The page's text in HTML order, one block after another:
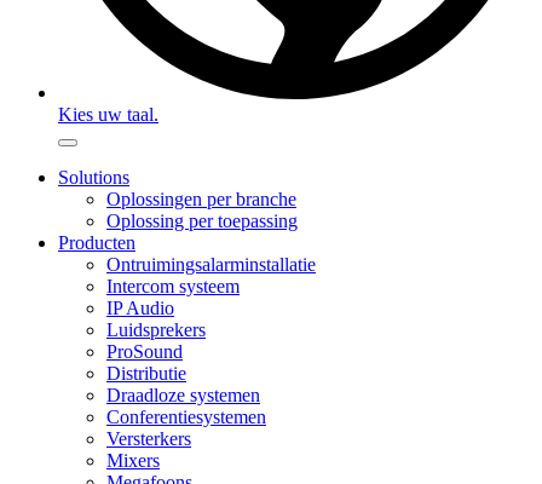
Kies uw taal.
Solutions
Oplossingen per branche
Oplossing per toepassing
Producten
Ontruimingsalarminstallatie
Intercom systeem
IP Audio
Luidsprekers
ProSound
Distributie
Draadloze systemen
Conferentiesystemen
Versterkers
Mixers